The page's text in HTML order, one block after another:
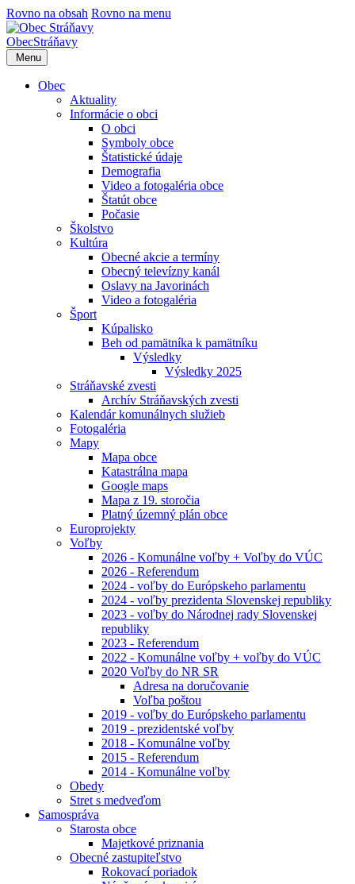
Rovno na obsah Rovno na menu
ObecStráňavy
Menu
Obec
Aktuality
Informácie o obci
O obci
Symboly obce
Štatistické údaje
Demografia
Video a fotogaléria obce
Štatút obce
Počasie
Školstvo
Kultúra
Obecné akcie a termíny
Obecný televízny kanál
Oslavy na Javorinách
Video a fotogaléria
Šport
Kúpalisko
Beh od pamätníka k pamätníku
Výsledky
Výsledky 2025
Stráňavské zvesti
Archív Stráňavských zvesti
Kalendár komunálnych služieb
Fotogaléria
Mapy
Mapa obce
Katastrálna mapa
Google maps
Mapa z 19. storočia
Platný územný plán obce
Europrojekty
Voľby
2026 - Komunálne voľby + Voľby do VÚC
2026 - Referendum
2024 - voľby do Európskeho parlamentu
2024 - voľby prezidenta Slovenskej republiky
2023 - voľby do Národnej rady Slovenskej
republiky
2023 - Referendum
2022 - Komunálne voľby + voľby do VÚC
2020 Voľby do NR SR
Adresa na doručovanie
Voľba poštou
2019 - voľby do Európskeho parlamentu
2019 - prezidentské voľby
2018 - Komunálne voľby
2015 - Referendum
2014 - Komunálne voľby
Obedy
Stret s medveďom
Samospráva
Starosta obce
Majetkové priznania
Obecné zastupiteľstvo
Rokovací poriadok